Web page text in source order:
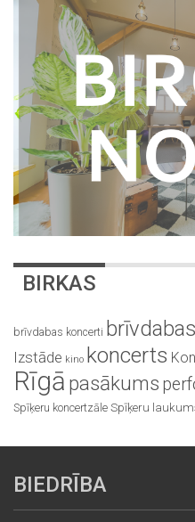
BIRKAS
brīvdabas koncerti
Izstāde kino koncerts
Rīgā pasākums
Spīķeru koncertzāle Spīķeru
BIEDRĪBA